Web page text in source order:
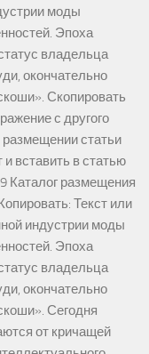
моды
Эпоха
владельца
окончательно
Скопировать
с другого
статьи
вставить в статью
Каталог размещения
Текст или
индустрии моды
Эпоха
владельца
окончательно
Сегодня
от кричащей